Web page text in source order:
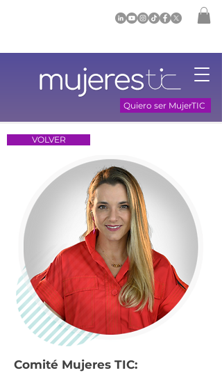
Quiero ser MujerTIC
VOLVER
Comité Mujeres TIC: